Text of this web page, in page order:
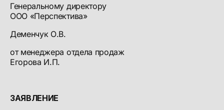
Генеральному директору
ООО «Перспектива»
Деменчук О.В.
от менеджера отдела продаж
Егорова И.П.
ЗАЯВЛЕНИЕ